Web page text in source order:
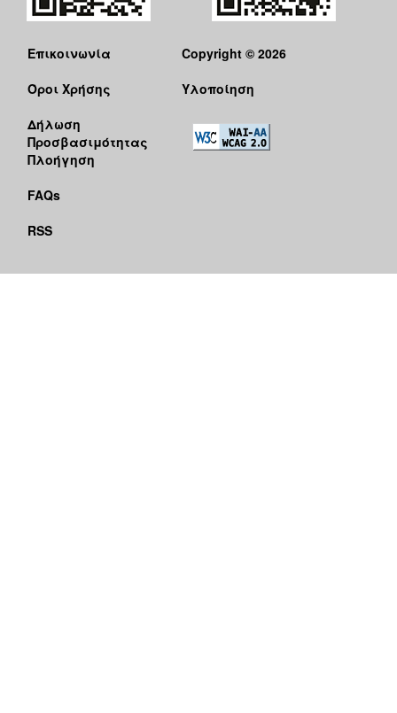
Επικοινωνία
Όροι Χρήσης
Δήλωση
Προσβασιμότητας
Πλοήγηση
FAQs
RSS
Copyright © 2026
Υλοποίηση